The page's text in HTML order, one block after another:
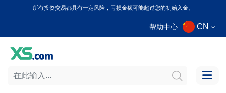
所有投资交易都具有一定风险，亏损金额可能超过您的初始入金。
帮助中心 CN